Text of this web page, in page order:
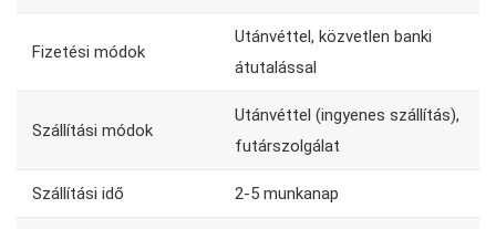
Fizetési módok
Utánvéttel, közvetlen banki
átutalással
Szállítási módok
Utánvéttel (ingyenes szállítás),
futárszolgálat
Szállítási idő 2-5 munkanap